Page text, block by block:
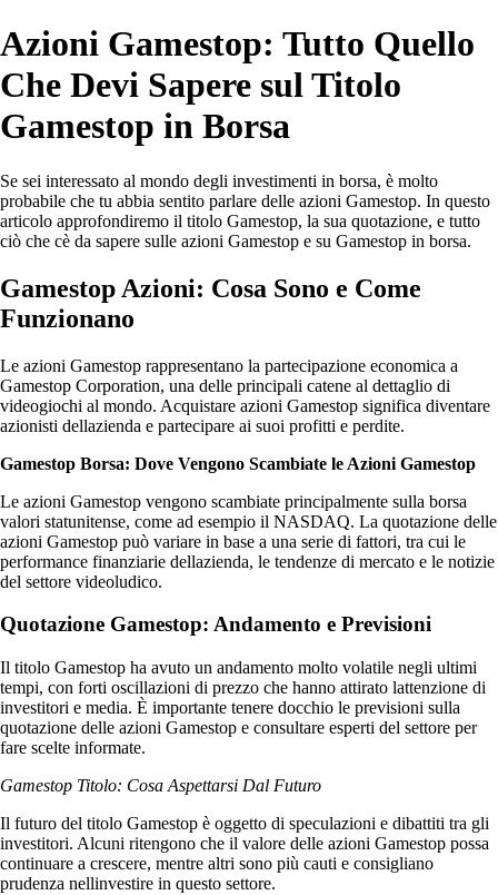
Azioni Gamestop: Tutto Quello
Che Devi Sapere sul Titolo
Gamestop in Borsa
Se sei interessato al mondo degli investimenti in borsa, è molto
probabile che tu abbia sentito parlare delle azioni Gamestop. In questo
articolo approfondiremo il titolo Gamestop, la sua quotazione, e tutto
ciò che cè da sapere sulle azioni Gamestop e su Gamestop in borsa.
Gamestop Azioni: Cosa Sono e Come
Funzionano
Le azioni Gamestop rappresentano la partecipazione economica a
Gamestop Corporation, una delle principali catene al dettaglio di
videogiochi al mondo. Acquistare azioni Gamestop significa diventare
azionisti dellazienda e partecipare ai suoi profitti e perdite.
Gamestop Borsa: Dove Vengono Scambiate le Azioni Gamestop
Le azioni Gamestop vengono scambiate principalmente sulla borsa
valori statunitense, come ad esempio il NASDAQ. La quotazione delle
azioni Gamestop può variare in base a una serie di fattori, tra cui le
performance finanziarie dellazienda, le tendenze di mercato e le notizie
del settore videoludico.
Quotazione Gamestop: Andamento e Previsioni
Il titolo Gamestop ha avuto un andamento molto volatile negli ultimi
tempi, con forti oscillazioni di prezzo che hanno attirato lattenzione di
investitori e media. È importante tenere docchio le previsioni sulla
quotazione delle azioni Gamestop e consultare esperti del settore per
fare scelte informate.
Gamestop Titolo: Cosa Aspettarsi Dal Futuro
Il futuro del titolo Gamestop è oggetto di speculazioni e dibattiti tra gli
investitori. Alcuni ritengono che il valore delle azioni Gamestop possa
continuare a crescere, mentre altri sono più cauti e consigliano
prudenza nellinvestire in questo settore.